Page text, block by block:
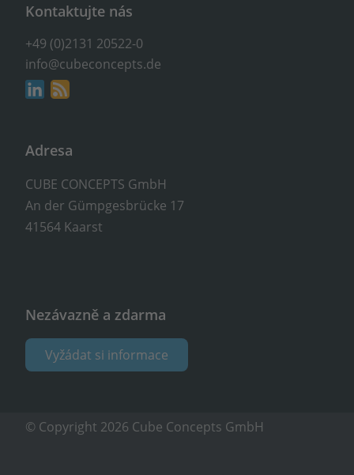
Kontaktujte nás
+49 (0)2131 20522-0
info@cubeconcepts.de
Adresa
CUBE CONCEPTS GmbH
An der Gümpgesbrücke 17
41564 Kaarst
Nezávazně a zdarma
Vyžádat si informace
© Copyright 2026 Cube Concepts GmbH